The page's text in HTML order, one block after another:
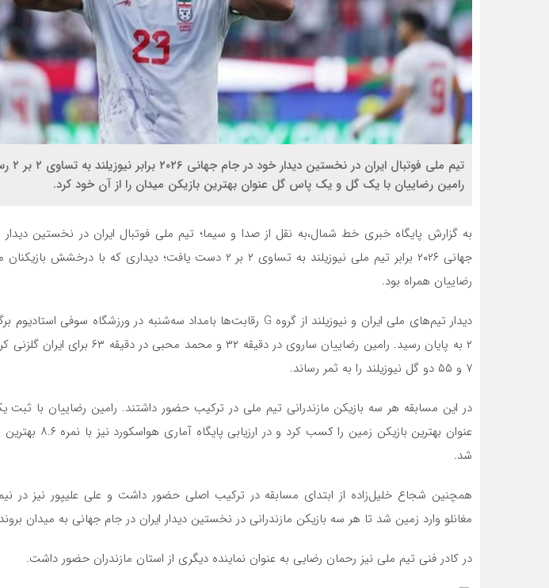
تیم
رامین رضاییان با یک گل و یک پاس گل عنوان بهترین بازیکن میدان را از آن خود کرد.
به گزارش پایگاه خبری خط شمال،به نقل از صدا و سیما؛ تیم ملی فوتبال ایران در نخستین
جهانی ۲۰۲۶ برابر تیم ملی نیوزیلند به تساوی ۲ بر ۲ دست یافت؛ دیداری که با
رضاییان همراه بود.
۲ به پایان رسید. رامین رضاییان ساروی در دقیقه ۳۲
۷ و ۵۵ دو گل نیوزیلند را به ثمر رساند.
در این مسابقه هر سه بازیکن مازندرانی تیم ملی در ترکیب حضور داشتند. رامین رضاییان با
عنوان بهترین بازیکن زمین
شد.
همچنین شجاع خلیل‌زاده از ابتدای مسابقه در ترکیب اصلی حضور داشت و علی علیپور نیز در
مغانلو وارد زمین شد تا هر سه بازیکن مازندرانی در نخستین دیدار ایران در جام جهانی به میدان
در کادر فنی تیم ملی نیز رحمان رضایی به عنوان نماینده دیگری از استان مازندران حضور داشت.